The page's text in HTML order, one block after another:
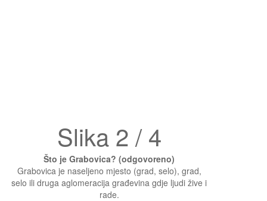
Slika 2 / 4
Što je Grabovica? (odgovoreno)
Grabovica je naseljeno mjesto (grad, selo), grad,
selo ili druga aglomeracija građevina gdje ljudi žive i
rade.